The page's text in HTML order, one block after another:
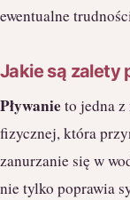
ewentualne
Jakie są zalety
Pływanieto jedna
fizycznej, która
zanurzanie się w
nie tylko poprawia